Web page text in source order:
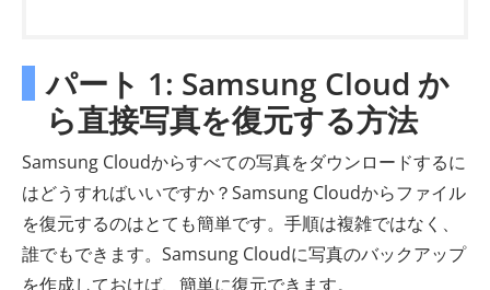
パート 1: Samsung Cloud か
ら直接写真を復元する方法
Samsung Cloudからすべての写真をダウンロードするに
はどうすればいいですか？Samsung Cloudからファイル
を復元するのはとても簡単です。手順は複雑ではなく、
誰でもできます。Samsung Cloudに写真のバックアップ
を作成しておけば、簡単に復元できます。